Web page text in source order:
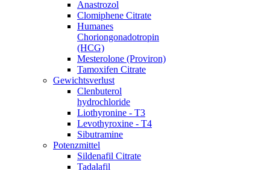
Anastrozol
Clomiphene Citrate
Humanes
Choriongonadotropin
(HCG)
Mesterolone (Proviron)
Tamoxifen Citrate
Gewichtsverlust
Clenbuterol
hydrochloride
Liothyronine - T3
Levothyroxine - T4
Sibutramine
Potenzmittel
Sildenafil Citrate
Tadalafil